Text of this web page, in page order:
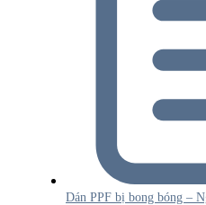
Dán PPF bị bong bóng –